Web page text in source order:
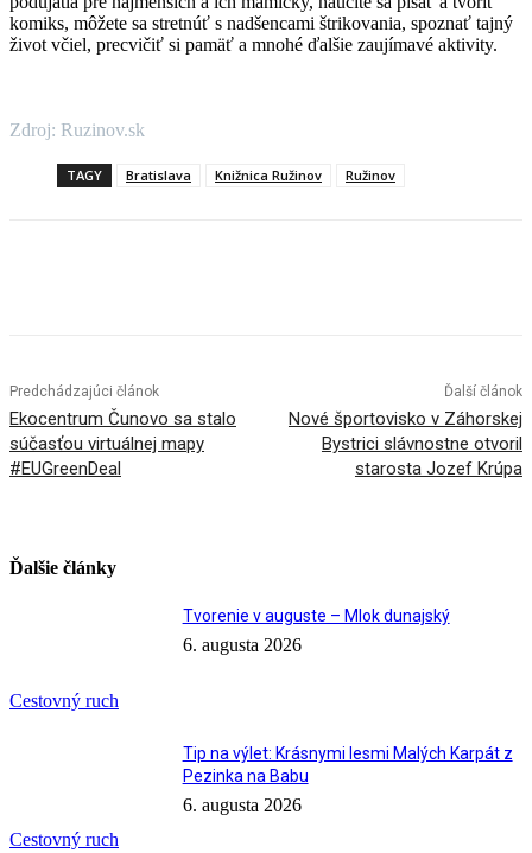
komiks, môžete sa stretnúť s nadšencami štrikovania, spoznať tajný
život včiel, precvičiť si pamäť a mnohé ďalšie zaujímavé aktivity.
Zdroj: Ruzinov.sk
TAGY Bratislava Knižnica Ružinov Ružinov
Predchádzajúci článok
Ekocentrum Čunovo sa stalo
súčasťou virtuálnej mapy
#EUGreenDeal
Ďalší článok
Nové športovisko v Záhorskej
Bystrici slávnostne otvoril
starosta Jozef Krúpa
Ďalšie články
Cestovný ruch
Tvorenie v auguste – Mlok dunajský
6. augusta 2026
Cestovný ruch
Tip na výlet: Krásnymi lesmi Malých Karpát z
Pezinka na Babu
6. augusta 2026